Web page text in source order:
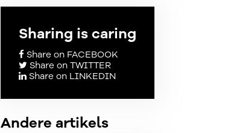
Sharing is caring
Share on FACEBOOK
Share on TWITTER
Share on LINKEDIN
Andere artikels